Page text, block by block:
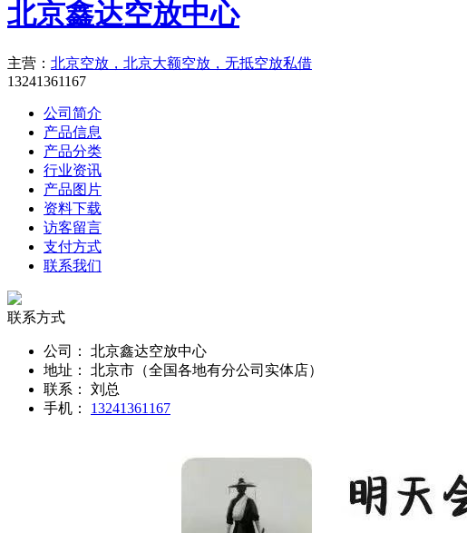
北京鑫达空放中心
主营： 北京空放，北京大额空放，无抵空放私借
13241361167
公司简介
产品信息
产品分类
行业资讯
产品图片
资料下载
访客留言
支付方式
联系我们
联系方式
公司：
北京鑫达空放中心
地址：
北京市（全国各地有分公司实体店）
联系：
刘总
手机：
13241361167